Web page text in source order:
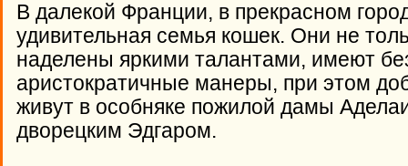
В далекой Франции, в прекрасном
удивительная семья кошек. Они не
наделены яркими талантами, имеют
аристократичные манеры, при этом
живут в особняке пожилой дамы
дворецким Эдгаром.